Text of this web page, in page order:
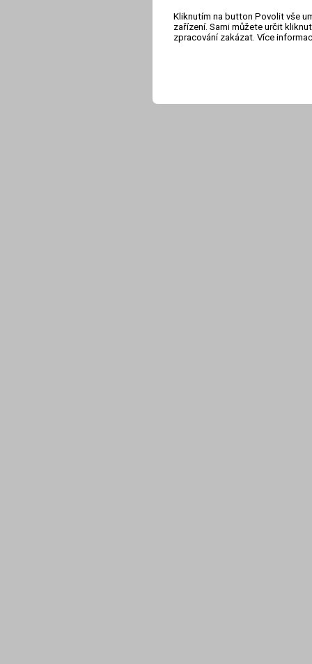
Kliknutím na button Povolit vše
zařízení. Sami můžete určit
zpracování zakázat. Více